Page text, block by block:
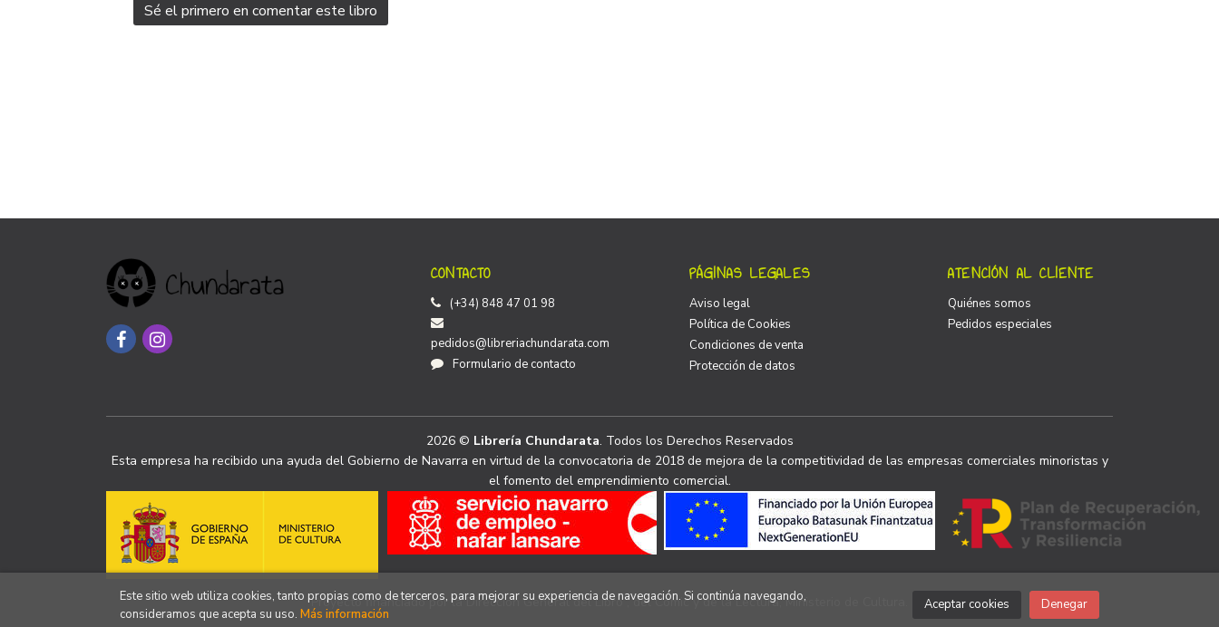
Sé el primero en comentar este libro
CONTACTO
(+34) 848 47 01 98
pedidos@libreriachundarata.com
Formulario de contacto
PÁGINAS LEGALES
Aviso legal
Política de Cookies
Condiciones de venta
Protección de datos
ATENCIÓN AL CLIENTE
Quiénes somos
Pedidos especiales
2026 © Librería Chundarata. Todos los Derechos Reservados
Esta empresa ha recibido una ayuda del Gobierno de Navarra en virtud de la convocatoria de 2018 de mejora de la competitividad de las empresas comerciales minoristas y
el fomento del emprendimiento comercial.
Proyecto financiado por la Dirección General del Libro , del Cómic y de la Lectura, Ministerio de Cultura.
Este sitio web utiliza cookies, tanto propias como de terceros, para mejorar su experiencia de navegación. Si continúa navegando,
consideramos que acepta su uso. Más información
Aceptar cookies Denegar